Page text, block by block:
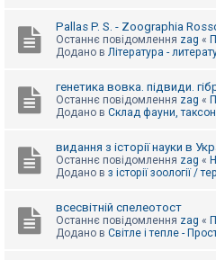
Pallas P. S. - Zoographia
Останнє повідомлення zag «
Додано в Література -
генетика вовка. підвиди.
Останнє повідомлення zag «
Додано в Склад фауни,
видання з історії науки в
Останнє повідомлення zag «
Додано в з історії зоології /
всесвітній спелеотост
Останнє повідомлення zag «
Додано в Світле і тепле -